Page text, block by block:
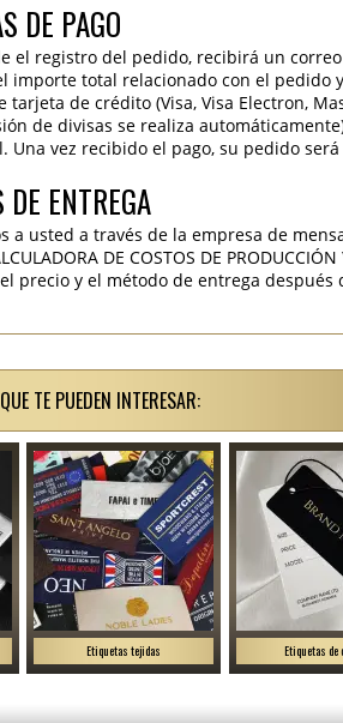
DE PAGO
el registro del pedido, recibirá un
total relacionado con el pedido
de crédito (Visa, Visa Electron,
de divisas se realiza
vez recibido el pago, su pedido
DE ENTREGA
usted a través de la empresa de
DE COSTOS DE PRODUCCIÓN
precio y el método de entrega
TE PUEDEN INTERESAR:
Etiquetas tejidas Etiquetas de